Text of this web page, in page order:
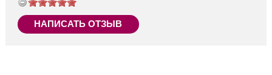
НАПИСАТЬ ОТЗЫВ